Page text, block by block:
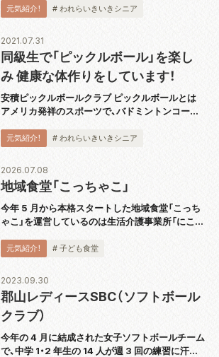
に『スピーカー技術の 100 年』完結巻を出版し、
元気紹介！ # われらいきいきシニア
同級生で「ピックルボール」を楽し
み 健康な体作りをしています！
安積ピックルボールクラブ ピックルボールとは
アメリカ発祥のスポーツで、バドミントンコート
ケットを使用し、穴あきのプラスチックボールを
激...
元気紹介！ # われらいきいきシニア
2021.07.31
地域食堂「こっちゃこ」
今年 5 月から本格スタートした地域食堂「こっち
ゃこ」を運営しているのは生活介護事業所「にこっ
い者の通所障がい福祉サービスを提供しているの
元気紹介！ # 子ども食堂
2026.07.08
郡山レディースSBC（ソフトボール
クラブ）
今年の 4 月に結成された女子ソフトボールチーム
で、中学 1・2 年生の 14 人が週 3 回の練習に汗を
2023.09.30